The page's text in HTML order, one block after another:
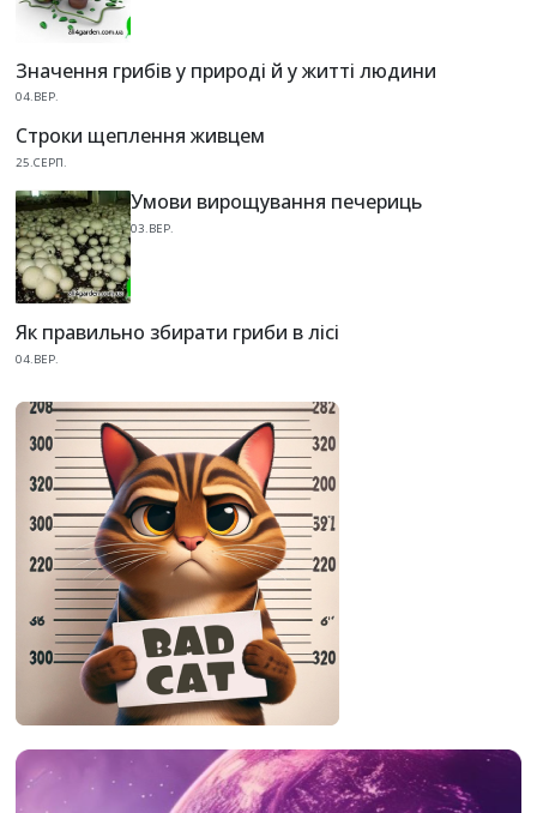
Значення грибів у природі й у житті людини
04.ВЕР.
Строки щеплення живцем
25.СЕРП.
Умови вирощування печериць
03.ВЕР.
Як правильно збирати гриби в лісі
04.ВЕР.